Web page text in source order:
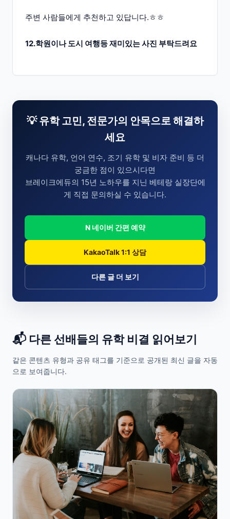
주변 사람들에게 추천하고 있답니다.ㅎㅎ
12.학원이나 도시 여행등 재미있는 사진 부탁드려요
💡 유학 고민, 전문가의 안목으로 해결하
세요
캐나다 유학, 언어 연수, 조기 유학 및 비자 준비 등 더
궁금한 점이 있으시다면
브레이크에듀의 15년 노하우를 지닌 베테랑 실장단에
게 직접 문의하실 수 있습니다.
N 네이버 간편 예약
KakaoTalk 1:1 상담
다른 글 더 보기
📬 다른 선배들의 유학 비결 읽어보기
같은 콘텐츠 유형과 공유 태그를 기준으로 공개된 최신 글을 자동
으로 보여줍니다.